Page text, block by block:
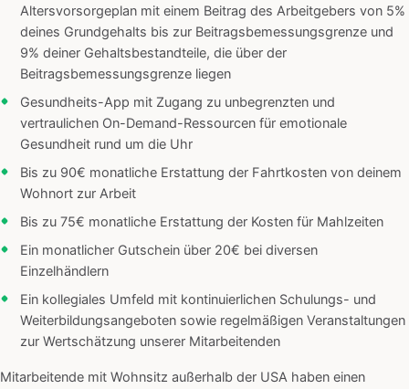
Altersvorsorgeplan mit einem Beitrag des Arbeitgebers von 5%
deines Grundgehalts bis zur Beitragsbemessungsgrenze und
9% deiner Gehaltsbestandteile, die über der
Beitragsbemessungsgrenze liegen
Gesundheits-App mit Zugang zu unbegrenzten und
vertraulichen On-Demand-Ressourcen für emotionale
Gesundheit rund um die Uhr
Bis zu 90€ monatliche Erstattung der Fahrtkosten von deinem
Wohnort zur Arbeit
Bis zu 75€ monatliche Erstattung der Kosten für Mahlzeiten
Ein monatlicher Gutschein über 20€ bei diversen
Einzelhändlern
Ein kollegiales Umfeld mit kontinuierlichen Schulungs- und
Weiterbildungsangeboten sowie regelmäßigen Veranstaltungen
zur Wertschätzung unserer Mitarbeitenden
Mitarbeitende mit Wohnsitz außerhalb der USA haben einen